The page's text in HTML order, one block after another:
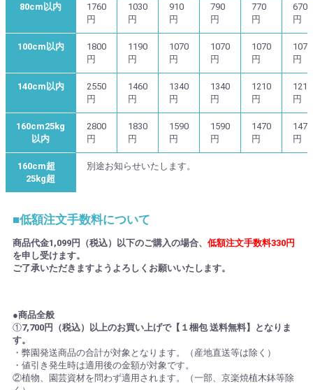
80cm以内
1760
円
1030
円
910
円
790
円
770
円
670
円
100cm以内
1800
円
1190
円
1070
円
1070
円
1070
円
1070
円
140cm以内
2550
円
1460
円
1340
円
1340
円
1210
円
1210
円
160cm25kg
以内
2800
円
1830
円
1590
円
1590
円
1470
円
1470
円
160cm超
25kg超
別途お知らせいたします。
■低額注文手数料について
商品代金1,099円（税込）以下のご購入の場合、 低額注文手数料330円
を申し受けます。
ご了承いただきますようよろしくお願いいたします。
●商品全般
①7,700円（税込）以上のお買い上げで【１梱包 送料無料】となりま
す。
・弊園発送商品の合計が対象となります。（産地直送等は除く）
・値引き発生時は適用後の金額が対象です。
②植物、園芸資材を問わず適用されます。（一部、京楽焼植木鉢等除